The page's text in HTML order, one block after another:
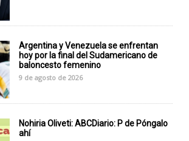
Argentina y Venezuela se enfrentan
hoy por la final del Sudamericano de
baloncesto femenino
9 de agosto de 2026
​​Nohiria Oliveti: ABCDiario: P de Póngalo
ahí